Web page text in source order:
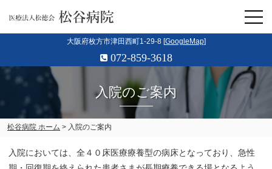
大阪府枚方市津田西町1-29-8 [GoogleMap]
072-859-3618
入院のご案内
松谷病院 ホーム > 入院のご案内
入院においては、全４０床医療療養型の病床となっており、急性